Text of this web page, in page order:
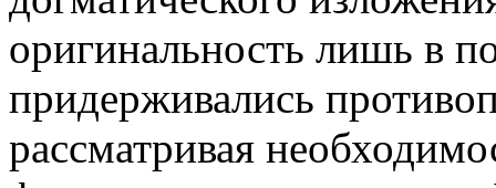
оригинальность лишь в
придерживались
рассматривая